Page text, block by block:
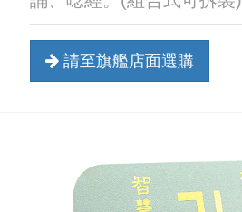
請至旗艦店面選購